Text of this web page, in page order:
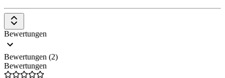
Bewertungen
Bewertungen (2)
Bewertungen